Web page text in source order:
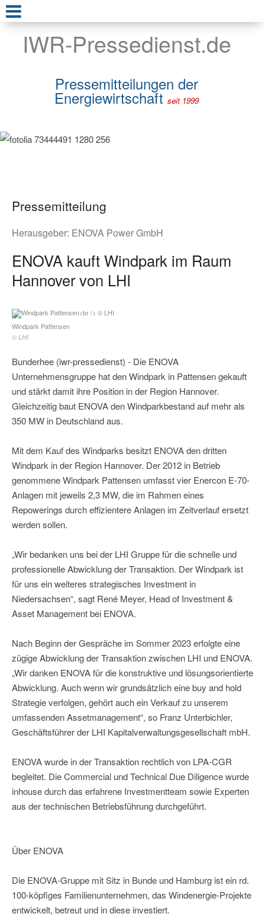
IWR-Pressedienst.de
Pressemitteilungen der
Energiewirtschaft seit 1999
Pressemitteilung
Herausgeber: ENOVA Power GmbH
ENOVA kauft Windpark im Raum
Hannover von LHI
Windpark Pattensen
© LHI
Bunderhee (iwr-pressedienst) - Die ENOVA
Unternehmensgruppe hat den Windpark in Pattensen gekauft
und stärkt damit ihre Position in der Region Hannover.
Gleichzeitig baut ENOVA den Windparkbestand auf mehr als
350 MW in Deutschland aus.
Mit dem Kauf des Windparks besitzt ENOVA den dritten
Windpark in der Region Hannover. Der 2012 in Betrieb
genommene Windpark Pattensen umfasst vier Enercon E-70-
Anlagen mit jeweils 2,3 MW, die im Rahmen eines
Repowerings durch effizientere Anlagen im Zeitverlauf ersetzt
werden sollen.
„Wir bedanken uns bei der LHI Gruppe für die schnelle und
professionelle Abwicklung der Transaktion. Der Windpark ist
für uns ein weiteres strategisches Investment in
Niedersachsen“, sagt René Meyer, Head of Investment &
Asset Management bei ENOVA.
Nach Beginn der Gespräche im Sommer 2023 erfolgte eine
zügige Abwicklung der Transaktion zwischen LHI und ENOVA.
„Wir danken ENOVA für die konstruktive und lösungsorientierte
Abwicklung. Auch wenn wir grundsätzlich eine buy and hold
Strategie verfolgen, gehört auch ein Verkauf zu unserem
umfassenden Assetmanagement“, so Franz Unterbichler,
Geschäftsführer der LHI Kapitalverwaltungsgesellschaft mbH.
ENOVA wurde in der Transaktion rechtlich von LPA-CGR
begleitet. Die Commercial und Technical Due Diligence wurde
inhouse durch das erfahrene Investmentteam sowie Experten
aus der technischen Betriebsführung durchgeführt.
Über ENOVA
Die ENOVA-Gruppe mit Sitz in Bunde und Hamburg ist ein rd.
100-köpfiges Familienunternehmen, das Windenergie-Projekte
entwickelt, betreut und in diese investiert.